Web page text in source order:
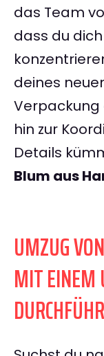
das Team
dass du
deines
Verpackung
hin zur
Details
Blum aus
UMZUG
MIT EINEM